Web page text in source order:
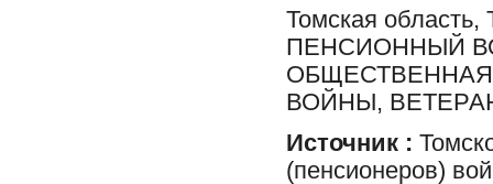
Томская
ПЕНСИОННЫЙ
ВОЙНЫ,
Источник :
(пенсионеров)